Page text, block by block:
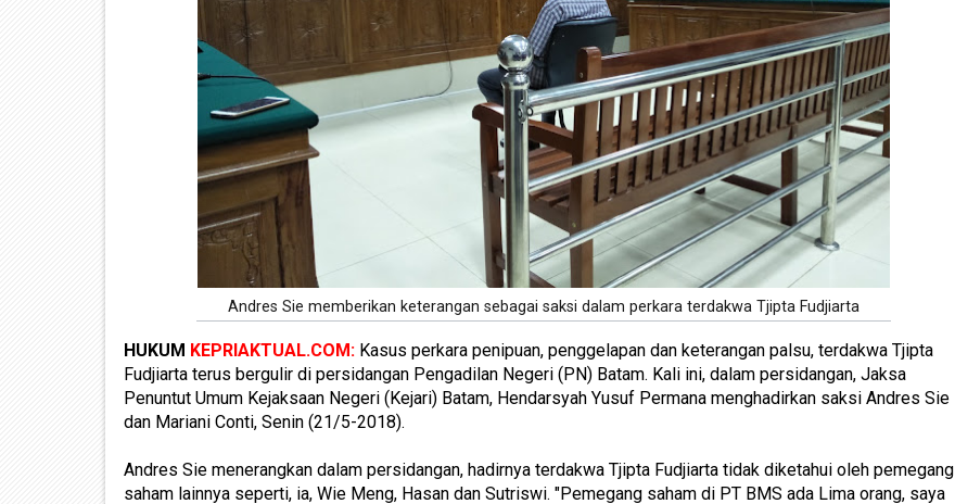
Andres Sie memberikan keterangan sebagai saksi dalam perkara terdakwa Tjipta Fudjiarta
HUKUM KEPRIAKTUAL.COM: Kasus perkara penipuan, penggelapan dan keterangan palsu, terdakwa Tjipta
Fudjiarta terus bergulir di persidangan Pengadilan Negeri (PN) Batam. Kali ini, dalam persidangan, Jaksa
Penuntut Umum Kejaksaan Negeri (Kejari) Batam, Hendarsyah Yusuf Permana menghadirkan saksi Andres Sie
dan Mariani Conti, Senin (21/5-2018).
Andres Sie menerangkan dalam persidangan, hadirnya terdakwa Tjipta Fudjiarta tidak diketahui oleh pemegang
saham lainnya seperti, ia, Wie Meng, Hasan dan Sutriswi. "Pemegang saham di PT BMS ada Lima orang, saya